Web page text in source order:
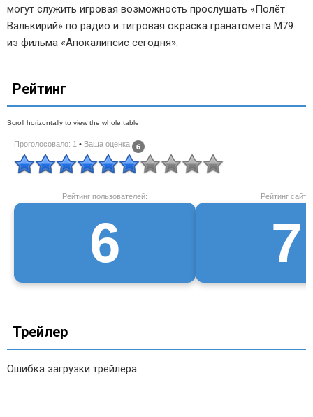
могут служить игровая возможность прослушать «Полёт
Валькирий» по радио и тигровая окраска гранатомёта M79
из фильма «Апокалипсис сегодня».
Рейтинг
Проголосовало: 1 • Ваша оценка
Рейтинг пользователей:
6
Рейтинг сайта:
7
Трейлер
Ошибка загрузки трейлера